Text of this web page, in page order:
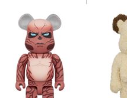
BE@RBRICK 招き猫 開
運 弐 発光 銀メッキ
400％
運 弐